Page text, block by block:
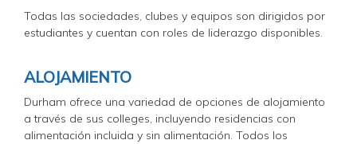
Todas las sociedades, clubes y equipos son dirigidos por
estudiantes y cuentan con roles de liderazgo disponibles.
ALOJAMIENTO
Durham ofrece una variedad de opciones de alojamiento
a través de sus colleges, incluyendo residencias con
alimentación incluida y sin alimentación. Todos los